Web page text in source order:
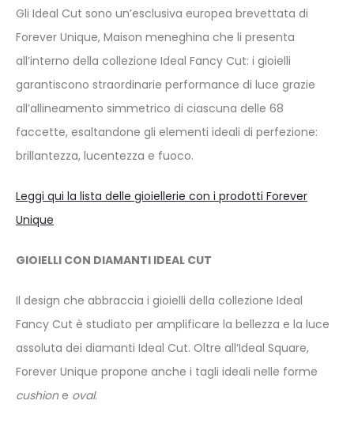
Gli Ideal Cut sono un’esclusiva europea brevettata di
Forever Unique, Maison meneghina che li presenta
all’interno della collezione Ideal Fancy Cut: i gioielli
garantiscono straordinarie performance di luce grazie
all’allineamento simmetrico di ciascuna delle 68
faccette, esaltandone gli elementi ideali di perfezione:
brillantezza, lucentezza e fuoco.
Leggi qui la lista delle gioiellerie con i prodotti Forever
Unique
GIOIELLI CON DIAMANTI IDEAL CUT
Il design che abbraccia i gioielli della collezione Ideal
Fancy Cut è studiato per amplificare la bellezza e la luce
assoluta dei diamanti Ideal Cut. Oltre all’Ideal Square,
Forever Unique propone anche i tagli ideali nelle forme
cushione oval.